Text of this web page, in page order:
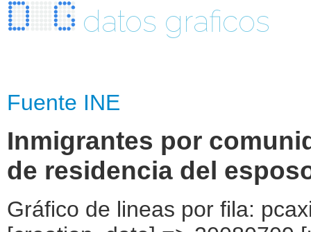
datos graficos
Fuente INE
Inmigrantes por
de residencia del
Gráfico de lineas por fila: pcaxis Object ( [axis_version] => [creation_date] => 20080709 [note] => [subject_area] => Características de los inmigrantes [subject_code] => 04 [matrix] => 04018 [title] => Inmigrantes por comunidad autónoma, según lugar de residencia del esposo/a [description] => [contents] => Inmigrantes [units] => inmigrantes [stub] => Array ( [0] => comunidades autónomas ) [heading] => Array ( [0] => lugar de residencia del esposo/a o pareja ) [prestext] => [values] => Array ( [:www.ine.es tel: " "+34 91 5839100 "; VALUES("comunidades autónomas] => Array ( [0] => Total [1] => Andalucía [2] => Aragón [3] => Asturias (Principado de) [4] => Balears (IIles) [5] => Canarias [6] => Cantabria [7] => Castilla y León [8] => Castilla-La Mancha [9] => Catalunya [10] => Comunitat Valenciana [11] => Extremadura [12] => Galicia [13] => Madrid (Comunidad de) [14] => Murcia(Región de) [15] => Navarra(Comunidad Foral de) [16] => País Vasco [17] => Rioja (La) [18] => Ceuta [19] => Melilla ) [lugar de residencia del esposo/a o pareja] => Array ( [0] => Total [1] => Mismo domicilio [2] => Mismo municipio [3] => Misma región [4] => Mismo país [5] => En España [6] => Otro país [7] => No tenía esposo/a [8] => No sabe ) ) [codes] => Array ( [comunidades autónomas] => "CA00","CA01","CA02","CA03","CA04","CA05", "CA06","CA07","CA08","CA09","CA10","CA11","CA12","CA13","CA14","CA15", "CA16","CA17","CA18","CA19" ) [map] => Array ( [comunidades autónomas] => "spain_regions_img_ind" ) [decimals] => 0 [showdecimals] => 0 [source] => Instituto Nacional de Estadística [contact] => INE Difusión. Internet: www.ine.es/infoine [copyright] => YES [infofile] => [data] => Array ( [0] => Array ( [0] => [1] => [2] => [3] => 4526522 [4] => [5] => [6] => 1466861 [7] => [8] => [9] => [10] => 114756 [11] => [12] => [13] => [14] => [15] => 21059 [16] => [17] => [18] => [19] => [20] => 42536 [21] => [22] => [23]